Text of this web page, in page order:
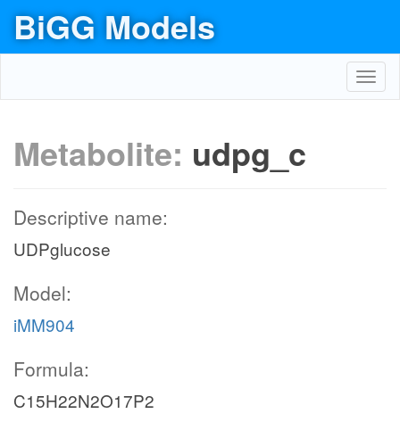
BiGG Models
Metabolite: udpg_c
Descriptive name:
UDPglucose
Model:
iMM904
Formula:
C15H22N2O17P2